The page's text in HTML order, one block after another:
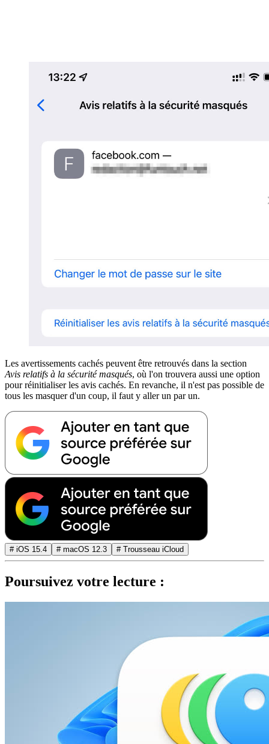
Les avertissements cachés peuvent être retrouvés dans la section
Avis relatifs à la sécurité masqués, où l'on trouvera aussi une option
pour réinitialiser les avis cachés. En revanche, il n'est pas possible de
tous les masquer d'un coup, il faut y aller un par un.
# iOS 15.4 # macOS 12.3 # Trousseau iCloud
Poursuivez votre lecture :